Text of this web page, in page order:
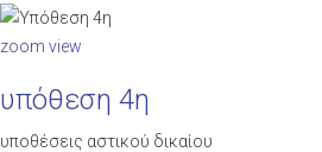
zoom view
υπόθεση 4η
υποθέσεις αστικού δικαίου